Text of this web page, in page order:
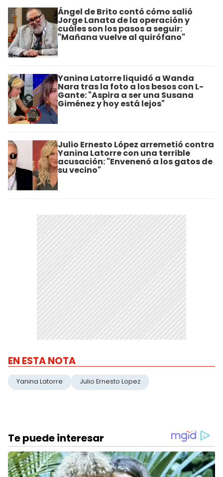
Ángel de Brito contó cómo salió
Jorge Lanata de la operación y
cuáles son los pasos a seguir:
"Mañana vuelve al quirófano"
Yanina Latorre liquidó a Wanda
Nara tras la foto a los besos con L-
Gante: "Aspira a ser una Susana
Giménez y hoy está lejos"
Julio Ernesto López arremetió contra
Yanina Latorre con una terrible
acusación: "Envenenó a los gatos de
su vecino"
EN ESTA NOTA
Yanina Latorre Julio Ernesto Lopez